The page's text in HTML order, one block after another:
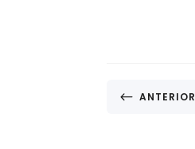
# ANTERIOR